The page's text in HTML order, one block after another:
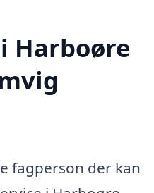
Harboøre
fagperson der kan